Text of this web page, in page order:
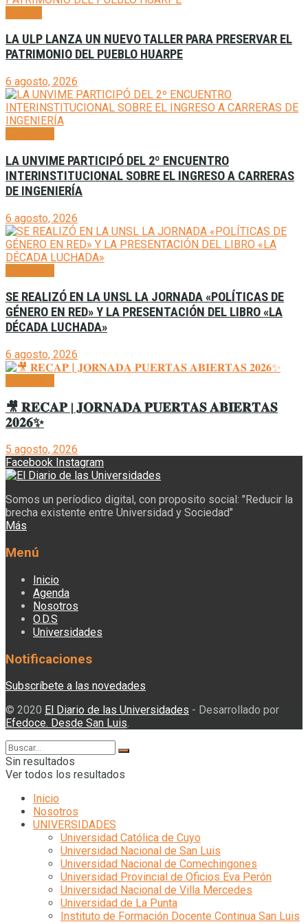
LA ULP LANZA UN NUEVO TALLER PARA PRESERVAR EL
PATRIMONIO DEL PUEBLO HUARPE
6 agosto, 2026
LA UNVIME PARTICIPÓ DEL 2º ENCUENTRO
INTERINSTITUCIONAL SOBRE EL INGRESO A CARRERAS
DE INGENIERÍA
6 agosto, 2026
SE REALIZÓ EN LA UNSL LA JORNADA «POLÍTICAS DE
GÉNERO EN RED» Y LA PRESENTACIÓN DEL LIBRO «LA
DÉCADA LUCHADA»
6 agosto, 2026
🎥 𝐑𝐄𝐂𝐀𝐏 | 𝐉𝐎𝐑𝐍𝐀𝐃𝐀 𝐏𝐔𝐄𝐑𝐓𝐀𝐒 𝐀𝐁𝐈𝐄𝐑𝐓𝐀𝐒
𝟐𝟎𝟐𝟔✨
5 agosto, 2026
Facebook Instagram
Somos un períodico digital, con proposito social: "Reducir la
brecha existente entre Universidad y Sociedad"
Más
Menú
Inicio
Agenda
Nosotros
O.D.S
Universidades
Notificaciones
Subscríbete a las novedades
© 2020 El Diario de las Universidades - Desarrollado por
Efedoce. Desde San Luis.
Sin resultados
Ver todos los resultados
Inicio
Nosotros
UNIVERSIDADES
Universidad Católica de Cuyo
Universidad Nacional de San Luis
Universidad Nacional de Comechingones
Universidad Provincial de Oficios Eva Perón
Universidad Nacional de Villa Mercedes
Universidad de La Punta
Instituto de Formación Docente Continua San Luis